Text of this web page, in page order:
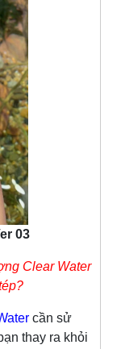
03
Clear Water
cần sử
thay ra khỏi